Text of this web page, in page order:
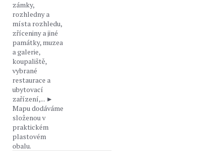
zámky,
rozhledny a
místa rozhledu,
zříceniny a jiné
památky, muzea
a galerie,
koupaliště,
vybrané
restaurace a
ubytovací
zařízení,... ►
Mapu dodáváme
složenou v
praktickém
plastovém
obalu.